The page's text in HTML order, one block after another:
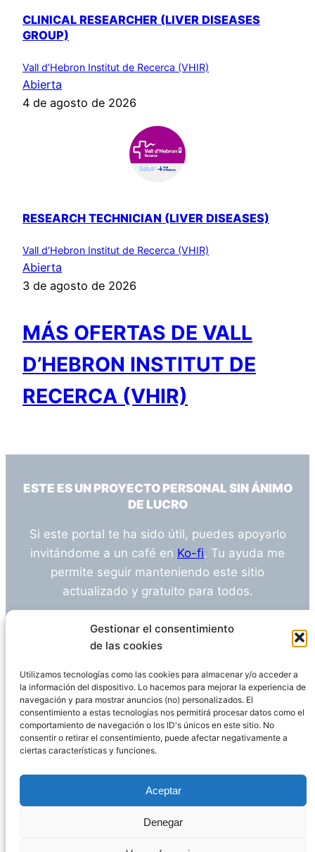
Gestionar el consentimiento
de las cookies
Utilizamos tecnologías como las cookies para almacenar y/o acceder a
la información del dispositivo. Lo hacemos para mejorar la experiencia de
navegación y para mostrar anuncios (no) personalizados. El
consentimiento a estas tecnologías nos permitirá procesar datos como el
comportamiento de navegación o los ID's únicos en este sitio. No
consentir o retirar el consentimiento, puede afectar negativamente a
ciertas características y funciones.
Aceptar
Denegar
CLINICAL RESEARCHER (LIVER DISEASES
GROUP)
Vall d’Hebron Institut de Recerca (VHIR)
Abierta
4 de agosto de 2026
RESEARCH TECHNICIAN (LIVER DISEASES)
Vall d’Hebron Institut de Recerca (VHIR)
Abierta
3 de agosto de 2026
MÁS OFERTAS DE VALL
D’HEBRON INSTITUT DE
RECERCA (VHIR)
ESTE ES UN PROYECTO PERSONAL SIN ÁNIMO
DE LUCRO
Si este portal te ha sido útil, puedes apoyarlo
invitándome a un café en Ko-fi. Tu ayuda me
permite seguir manteniendo este sitio
actualizado y gratuito para todos.
¿Tienes alguna duda o sugerencia? Escríbeme
info@empleosanitarioinvestigacion.es
Descargo de Responsabilidad
Declaración de Privacidad Política de cookies
WordPress
Página administrada por Javier Ripoll